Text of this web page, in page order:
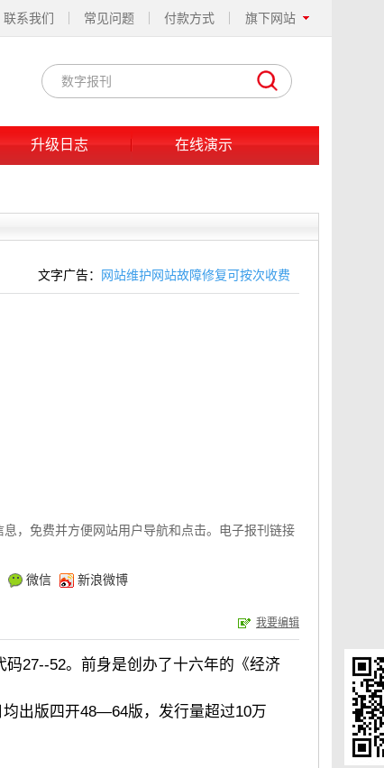
旗下网站
付款方式
常见问题
联系我们
升级日志 在线演示
文字广告： 网站维护网站故障修复可按次收费
，免费并方便网站用户导航和点击。电子报刊链接
微信 新浪微博
我要编辑
27--52。前身是创办了十六年的《经济
出版四开48—64版，发行量超过10万